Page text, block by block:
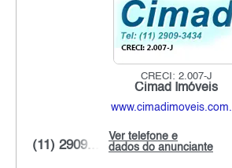
CRECI: 2.007-J
Cimad Imóveis
Ver telefone e
dados do anunciante
(11) 2909...